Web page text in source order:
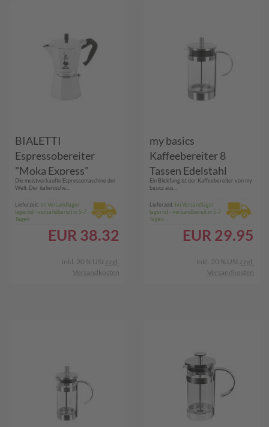
BIALETTI
Espressobereiter
"Moka Express"
Die meistverkaufte Espressomaschine der
Welt. Der italienische...
Lieferzeit: Im Versandlager
lagernd - versandbereit in 5-7
Tagen
EUR 38.32
inkl. 20 % USt zzgl.
Versandkosten
my basics
Kaffeebereiter 8
Tassen Edelstahl
satiniert 1 L
Ein Blickfang ist der Kaffeebereiter von my
basics aus...
Lieferzeit: Im Versandlager
lagernd - versandbereit in 5-7
Tagen
EUR 29.95
inkl. 20 % USt zzgl.
Versandkosten